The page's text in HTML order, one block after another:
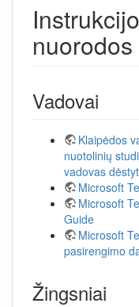
nuorodos
Vadovai
Klaipėdos
nuotolinių
vadovas
Microsoft
Microsoft
Guide
Microsoft
pasirengimo
Žingsniai